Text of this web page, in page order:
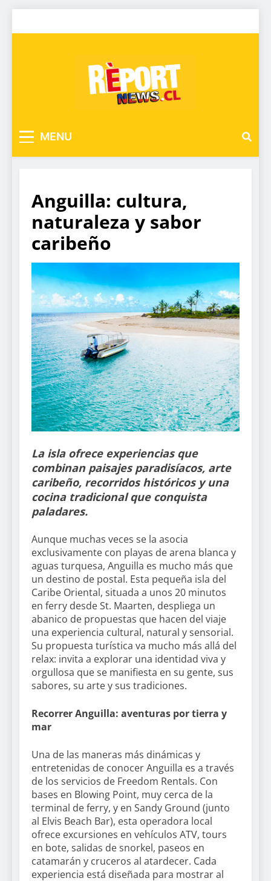
MENU
Anguilla: cultura,
naturaleza y sabor
caribeño
La isla ofrece experiencias que
combinan paisajes paradisíacos, arte
caribeño, recorridos históricos y una
cocina tradicional que conquista
paladares.
Aunque muchas veces se la asocia
exclusivamente con playas de arena blanca y
aguas turquesa, Anguilla es mucho más que
un destino de postal. Esta pequeña isla del
Caribe Oriental, situada a unos 20 minutos
en ferry desde St. Maarten, despliega un
abanico de propuestas que hacen del viaje
una experiencia cultural, natural y sensorial.
Su propuesta turística va mucho más allá del
relax: invita a explorar una identidad viva y
orgullosa que se manifiesta en su gente, sus
sabores, su arte y sus tradiciones.
Recorrer Anguilla: aventuras por tierra y
mar
Una de las maneras más dinámicas y
entretenidas de conocer Anguilla es a través
de los servicios de Freedom Rentals. Con
bases en Blowing Point, muy cerca de la
terminal de ferry, y en Sandy Ground (junto
al Elvis Beach Bar), esta operadora local
ofrece excursiones en vehículos ATV, tours
en bote, salidas de snorkel, paseos en
catamarán y cruceros al atardecer. Cada
experiencia está diseñada para mostrar al